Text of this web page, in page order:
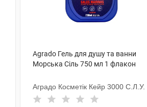
Agrado Гель для душу та ванни
Морська Сіль 750 мл 1 флакон
Аградо Косметік Кейр 3000 С.Л.У.